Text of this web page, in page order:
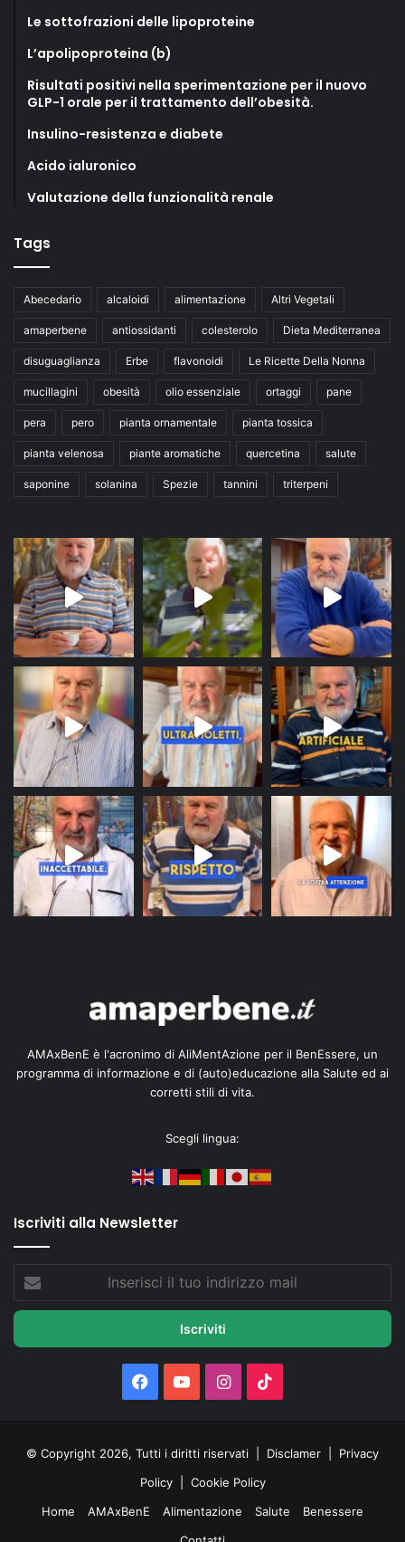
Le sottofrazioni delle lipoproteine
L’apolipoproteina (b)
Risultati positivi nella sperimentazione per il nuovo
GLP-1 orale per il trattamento dell’obesità.
Insulino-resistenza e diabete
Acido ialuronico
Valutazione della funzionalità renale
Tags
Abecedario alcaloidi alimentazione Altri Vegetali
amaperbene antiossidanti colesterolo Dieta Mediterranea
disuguaglianza Erbe flavonoidi Le Ricette Della Nonna
mucillagini obesità olio essenziale ortaggi pane
pera pero pianta ornamentale pianta tossica
pianta velenosa piante aromatiche quercetina salute
saponine solanina Spezie tannini triterpeni
AMAxBenE è l'acronimo di AliMentAzione per il BenEssere, un
programma di informazione e di (auto)educazione alla Salute ed ai
corretti stili di vita.
Scegli lingua:
Iscriviti alla Newsletter
tuo
mail
Facebook
You Instagram
© Copyright 2026, Tutti i diritti riservati | Disclamer
Privacy
Policy
Cookie Policy
Home
AMAxBenE Alimentazione Salute
Benessere